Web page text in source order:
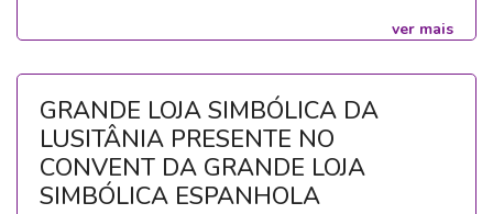
ver mais
GRANDE LOJA SIMBÓLICA DA
LUSITÂNIA PRESENTE NO
CONVENT DA GRANDE LOJA
SIMBÓLICA ESPANHOLA